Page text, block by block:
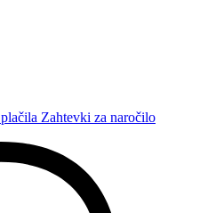
Zahtevki za naročilo